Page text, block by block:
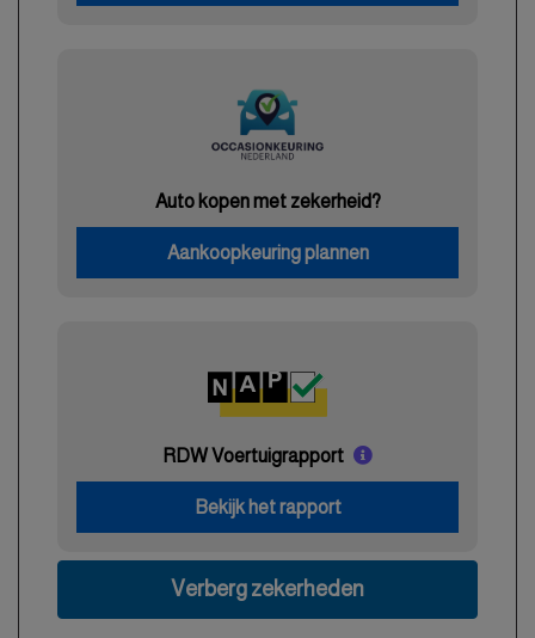
Auto kopen met zekerheid?
Aankoopkeuring plannen
RDW Voertuigrapport
Bekijk het rapport
Verberg zekerheden